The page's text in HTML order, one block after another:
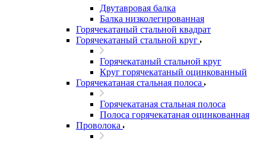
Двутавровая балка
Балка низколегированная
Горячекатаный стальной квадрат
Горячекатаный стальной круг
Горячекатаный стальной круг
Круг горячекатаный оцинкованный
Горячекатаная стальная полоса
Горячекатаная стальная полоса
Полоса горячекатаная оцинкованная
Проволока